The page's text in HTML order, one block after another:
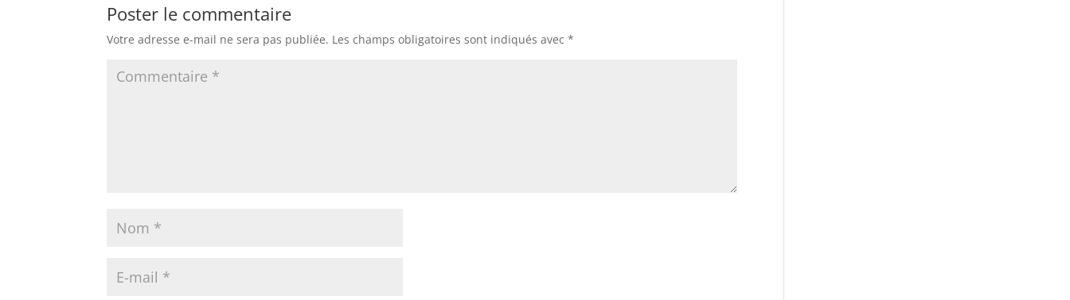
Poster le commentaire
Votre adresse e-mail ne sera pas publiée. Les champs obligatoires sont indiqués avec*